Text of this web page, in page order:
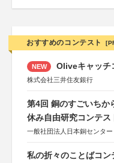
おすすめのコンテスト
NEW Oliveキャッチ
株式会社三井住友銀行
第4回 銅のすごいちか
休み自由研究コンテス
一般社団法人日本銅センター
私の折々のことばコ